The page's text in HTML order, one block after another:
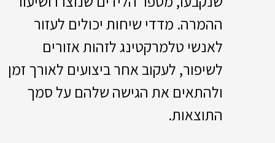
ההמרה. מדדי שיחות יכולים לעזור
לאנשי טלמרקטינג לזהות אזורים
לשיפור, לעקוב אחר ביצועים לאורך זמן
ולהתאים את הגישה שלהם על סמך
התוצאות.